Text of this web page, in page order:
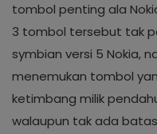
tombol penting ala
3 tombol tersebut tak
symbian versi 5 Nokia,
menemukan tombol
ketimbang milik
walaupun tak ada